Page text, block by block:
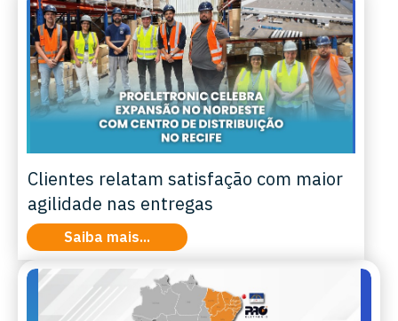
Clientes relatam satisfação com maior
agilidade nas entregas
Saiba mais...